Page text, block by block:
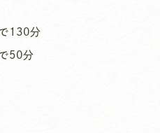
130分
50分